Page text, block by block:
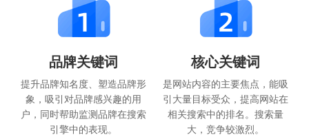
品牌关键词
提升品牌知名度、塑造品牌形
象，吸引对品牌感兴趣的用
户，同时帮助监测品牌在搜索
引擎中的表现。
核心关键词
是网站内容的主要焦点，能吸
引大量目标受众，提高网站在
相关搜索中的排名。搜索量
大，竞争较激烈。